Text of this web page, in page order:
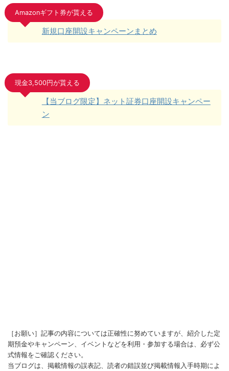
Amazonギフト券が貰える
新規口座開設キャンペーンまとめ
現金3,500円が貰える
【当ブログ限定】ネット証券口座開設キャンペー
ン
［お願い］記事の内容については正確性に努めていますが、紹介した定
期預金やキャンペーン、イベントなどを利用・参加する場合は、必ず公
式情報をご確認ください。
当ブログは、掲載情報の誤表記、読者の錯誤並び掲載情報入手時期によ